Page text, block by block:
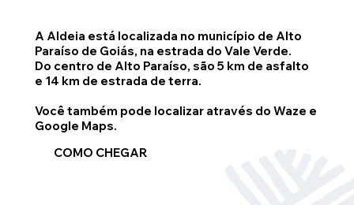
COMO CHEGAR
A Aldeia está localizada no município de Alto
Paraíso de Goiás, na estrada do Vale Verde.
Do centro de Alto Paraíso, são 5 km de asfalto
e 14 km de estrada de terra.
Você também pode localizar através do Waze e
Google Maps.